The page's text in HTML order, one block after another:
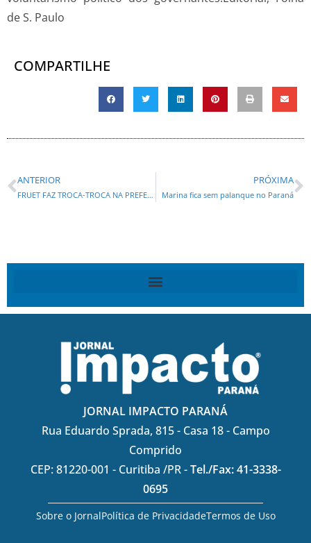
de S. Paulo
COMPARTILHE
ANTERIOR
FRUET FAZ TROCA-TROCA NA PREFEITURA
PRÓXIMA
Marina fica sem palanque no Paraná
JORNAL IMPACTO PARANÁ
Rua Eduardo Sprada, 815 - Casa 18 - Campo
Comprido
CEP: 81220-001 - Curitiba /PR -Tel./Fax: 41-3338-
0695
Sobre o JornalPolítica de PrivacidadeTermos de Uso